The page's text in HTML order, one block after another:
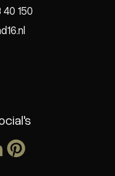
40 150